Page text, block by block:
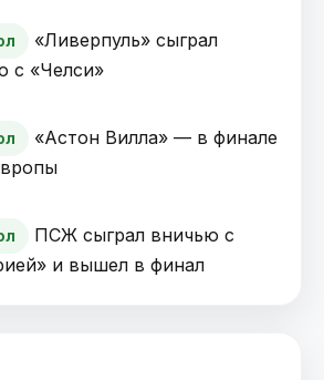
«Ливерпуль» сыграл
с «Челси»
«Астон Вилла» — в финале
ПСЖ сыграл вничью с
и вышел в финал